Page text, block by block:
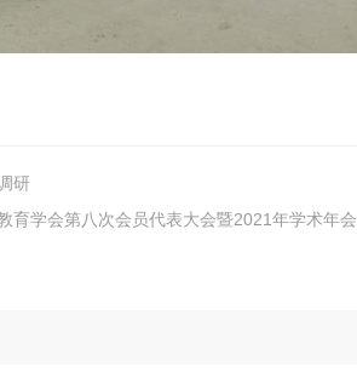
研
育学会第八次会员代表大会暨2021年学术年会